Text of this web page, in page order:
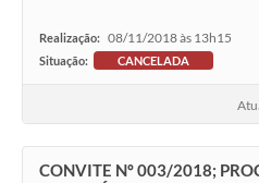
Realização: 08/11/2018 às 13h15
Situação: CANCELADA
CONVITE Nº 003/2018;